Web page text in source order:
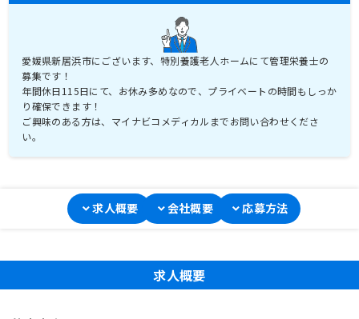
愛媛県新居浜市にございます、特別養護老人ホームにて管理栄養士の
募集です！
年間休日115日にて、お休み多めなので、プライベートの時間もしっか
り確保できます！
ご興味のある方は、マイナビコメディカルまでお問い合わせくださ
い。
求人概要 会社概要 応募方法
求人概要